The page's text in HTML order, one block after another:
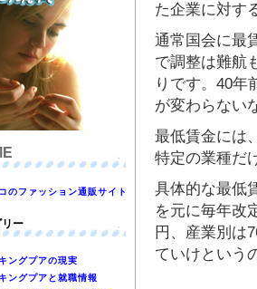
た企業に対す
通常国会に最
で調整は難航
りです。40年
が変わらない
最低賃金には
特定の業種だ
具体的な最低
を元に毎年改
円、産業別は
ていけという
のファッション通販サイト
リー
ングプアの現実
ングプアと就職情報